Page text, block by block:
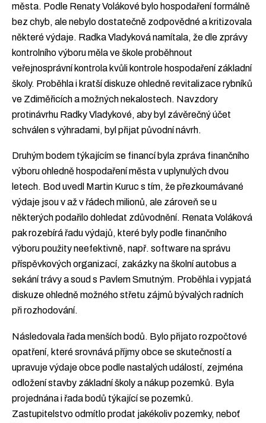
města. Podle Renaty Volákové bylo hospodaření formálně
bez chyb, ale nebylo dostatečně zodpovědné a kritizovala
některé výdaje. Radka Vladyková namítala, že dle zprávy
kontrolního výboru měla ve škole proběhnout
veřejnosprávní kontrola kvůli kontrole hospodaření základní
školy. Proběhla i kratší diskuze ohledně revitalizace rybníků
ve Zdiměřicích a možných nekalostech. Navzdory
protinávrhu Radky Vladykové, aby byl závěrečný účet
schválen s výhradami, byl přijat původní návrh.
Druhým bodem týkajícím se financí byla zpráva finančního
výboru ohledně hospodaření města v uplynulých dvou
letech. Bod uvedl Martin Kuruc s tím, že přezkoumávané
výdaje jsou v až v řádech milionů, ale zároveň se u
některých podařilo dohledat zdůvodnění. Renata Voláková
pak rozebírá řadu výdajů, které byly podle finančního
výboru použity neefektivně, např. software na správu
příspěvkových organizací, zakázky na školní autobus a
sekání trávy a soud s Pavlem Smutným. Proběhla i vypjatá
diskuze ohledně možného střetu zájmů bývalých radních
při rozhodování.
Následovala řada menších bodů. Bylo přijato rozpočtové
opatření, které srovnává příjmy obce se skutečností a
upravuje výdaje obce podle nastalých událostí, zejména
odložení stavby základní školy a nákup pozemků. Byla
projednána i řada bodů týkající se pozemků.
Zastupitelstvo odmítlo prodat jakékoliv pozemky, neboť